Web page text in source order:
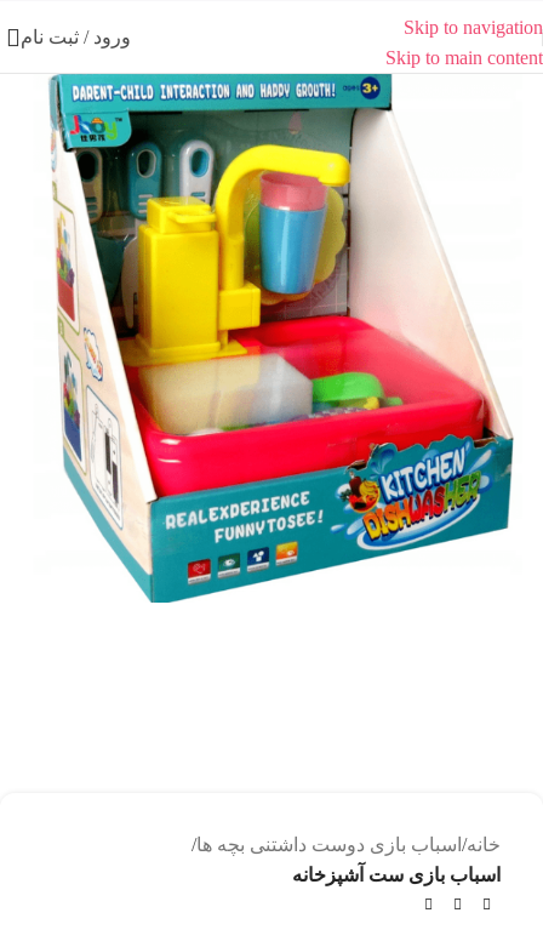
Skip to navigation
Skip to main content
ورود / ثبت نام
خانه اسباب بازی دوست داشتنی بچه ها
اسباب بازی ست آشپزخانه